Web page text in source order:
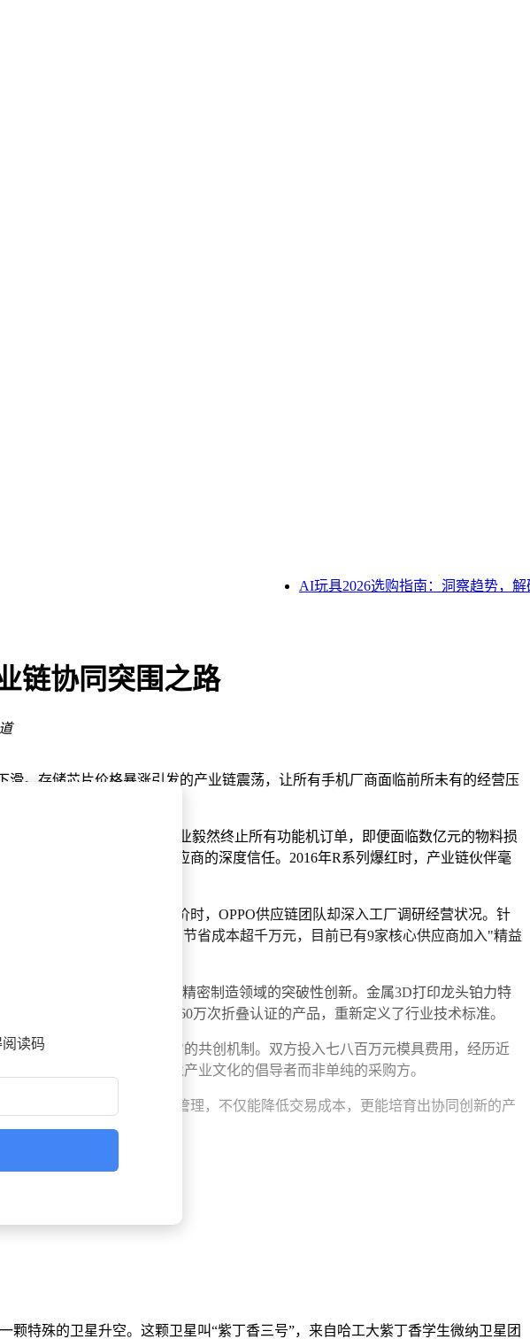
AI玩具2026选购指南：洞察趋势，解
链协同突围之路
。存储芯片价格暴涨引发的产业链震荡，让所有手机厂商面临前所未有的经营压
新的典型样本。
毛利的舒适区时，这家企业毅然终止所有功能机订单，即便面临数亿元的物料损
后路"的勇气反而赢得供应商的深度信任。2016年R系列爆红时，产业链伙伴毫
谷期，当多数厂商忙于压价时，OPPO供应链团队却深入工厂调研经营状况。针
计划的金龙浩公司半年内节省成本超千万元，目前已有9家核心供应商加入"精益
应商召开技术共创会，推动精密制造领域的突破性创新。金属3D打印龙头铂力特
模式催生出全球首个通过60万次折叠认证的产品，重新定义了行业技术标准。
建立"需求定义+技术实现"的共创机制。双方投入七八百万元模具费用，经历近
，让供应商感叹OPPO更像产业文化的倡导者而非单纯的采购方。
"本分"价值观融入产业链管理，不仅能降低交易成本，更能培育出协同创新的产
。
读码
特殊的卫星升空。这颗卫星叫“紫丁香三号”，来自哈工大紫丁香学生微纳卫星团